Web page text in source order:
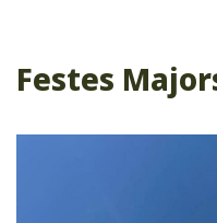
Festes